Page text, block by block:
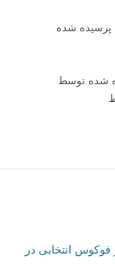
پرسیده شده
شده توسط
فوکوس انتخابی در